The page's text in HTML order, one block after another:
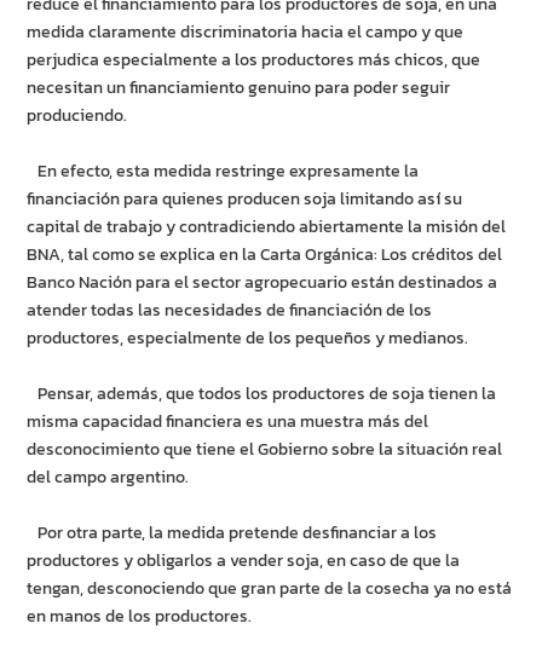
medida claramente discriminatoria hacia el campo y que
perjudica especialmente a los productores más chicos, que
necesitan un financiamiento genuino para poder seguir
produciendo.
En efecto, esta medida restringe expresamente la
financiación para quienes producen soja limitando así su
capital de trabajo y contradiciendo abiertamente la misión del
BNA, tal como se explica en la Carta Orgánica: Los créditos del
Banco Nación para el sector agropecuario están destinados a
atender todas las necesidades de financiación de los
productores, especialmente de los pequeños y medianos.
Pensar, además, que todos los productores de soja tienen la
misma capacidad financiera es una muestra más del
desconocimiento que tiene el Gobierno sobre la situación real
del campo argentino.
Por otra parte, la medida pretende desfinanciar a los
productores y obligarlos a vender soja, en caso de que la
tengan, desconociendo que gran parte de la cosecha ya no está
en manos de los productores.